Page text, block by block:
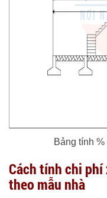
Bảng tính
Cách tính chi phí
theo mẫu nhà